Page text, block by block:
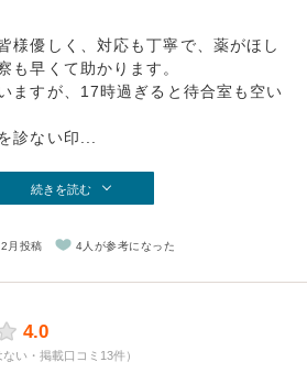
様優しく、対応も丁寧で、薬がほし
も早くて助かります。
ますが、17時過ぎると待合室も空い
診ない印...
続きを読む
月投稿 4人が参考になった
4.0
い・掲載口コミ13件）